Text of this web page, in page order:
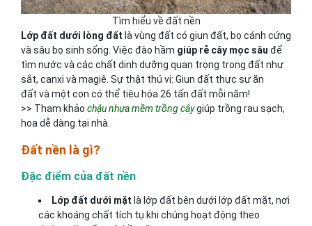
Tìm hiểu về đất nền
Lớp đất dưới lòng đất là vùng đất có giun đất, bọ cánh cứng
và sâu bọ sinh sống. Việc đào hầm giúp rễ cây mọc sâu để
tìm nước và các chất dinh dưỡng quan trọng trong đất như
sắt, canxi và magiê. Sự thật thú vị: Giun đất thực sự ăn
đất và một con có thể tiêu hóa 26 tấn đất mỗi năm!
>> Tham khảo chậu nhựa mềm trồng câygiúp trồng rau sạch,
hoa dễ dàng tại nhà.
Đất nền là gì?
Đặc điểm của đất nền
Lớp đất dưới mặt là lớp đất bên dưới lớp đất mặt, nơi
các khoáng chất tích tụ khi chúng hoạt động theo